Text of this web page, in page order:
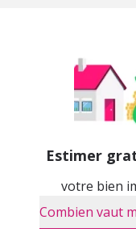
Estimer
votre bien
Combien vaut